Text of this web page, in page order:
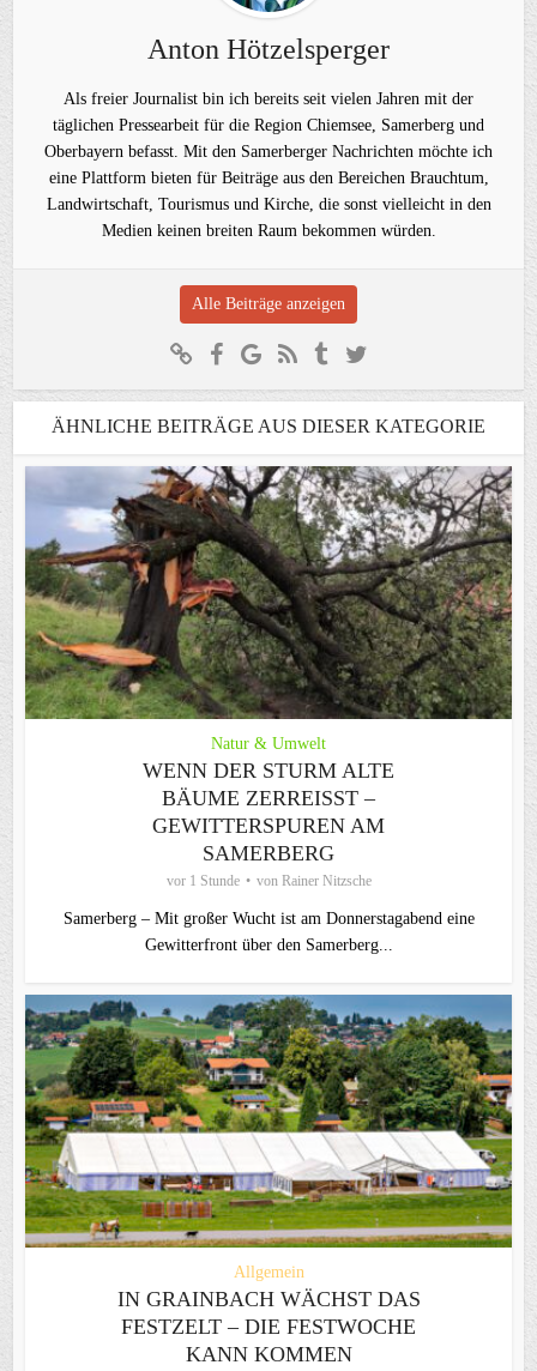
Anton Hötzelsperger
Als freier Journalist bin ich bereits seit vielen Jahren mit der
täglichen Pressearbeit für die Region Chiemsee, Samerberg und
Oberbayern befasst. Mit den Samerberger Nachrichten möchte ich
eine Plattform bieten für Beiträge aus den Bereichen Brauchtum,
Landwirtschaft, Tourismus und Kirche, die sonst vielleicht in den
Medien keinen breiten Raum bekommen würden.
Alle Beiträge anzeigen
ÄHNLICHE BEITRÄGE AUS DIESER KATEGORIE
Natur & Umwelt
WENN DER STURM ALTE
BÄUME ZERREISST – G
EWITTERSPUREN AM S
AMERBERG
vor 1 Stunde von Rainer Nitzsche
Samerberg – Mit großer Wucht ist am Donnerstagabend eine
Gewitterfront über den Samerberg...
Allgemein
IN GRAINBACH WÄCHST DAS
FESTZELT – DIE FESTWOCHE
KANN KOMMEN